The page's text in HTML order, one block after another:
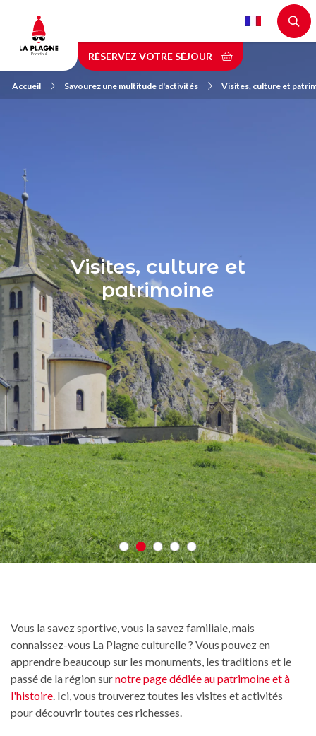
contenu
principal
RÉSERVEZ VOTRE SÉJOUR
Accueil Savourez une multitude d'activités Visites, culture et
Visites, culture et
patrimoine
Vous la savez sportive, vous la savez familiale, mais
connaissez-vous La Plagne culturelle ? Vous pouvez en
apprendre beaucoup sur les monuments, les traditions et le
passé de la région surnotre page dédiée au patrimoine et à
l'histoire. Ici, vous trouverez toutes les visites et activités
pour découvrir toutes ces richesses.